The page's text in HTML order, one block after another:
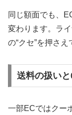
同じ額面でも、
変わります。ラ
の“クセ”を押さえ
送料の扱い
一部ECではクー